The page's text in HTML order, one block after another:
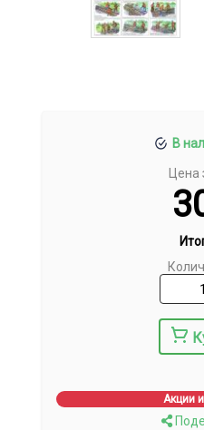
В
Цена
Акции